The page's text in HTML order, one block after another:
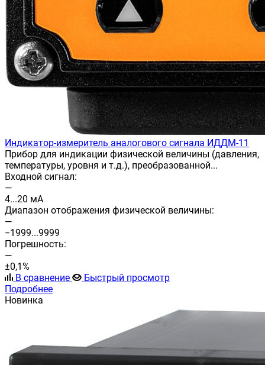
Индикатор-измеритель аналогового сигнала ИДДМ-11
Прибор для индикации физической величины (давления,
температуры, уровня и т.д.), преобразованной...
Входной сигнал:
—
4...20 мА
Диапазон отображения физической величины:
—
−1999...9999
Погрешность:
—
±0,1%
В сравнение
Быстрый просмотр
Подробнее
Новинка